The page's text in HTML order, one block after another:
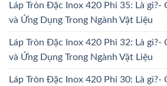
Láp Tròn Đặc Inox 420 Phi 35: Là gì?-
và Ứng Dụng Trong Ngành Vật Liệu
Láp Tròn Đặc Inox 420 Phi 32: Là gì?-
và Ứng Dụng Trong Ngành Vật Liệu
Láp Tròn Đặc Inox 420 Phi 30: Là gì?-